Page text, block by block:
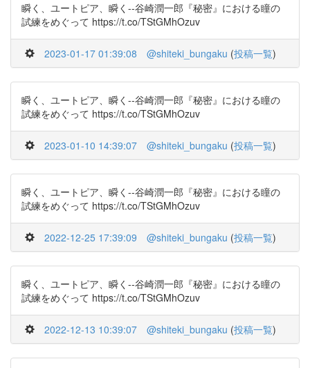
瞬く、ユートピア、瞬く--谷崎潤一郎『秘密』における瞳の
試練をめぐって https://t.co/TStGMhOzuv
2023-01-17 01:39:08 @shiteki_bungaku (投稿一覧)
瞬く、ユートピア、瞬く--谷崎潤一郎『秘密』における瞳の
試練をめぐって https://t.co/TStGMhOzuv
2023-01-10 14:39:07 @shiteki_bungaku (投稿一覧)
瞬く、ユートピア、瞬く--谷崎潤一郎『秘密』における瞳の
試練をめぐって https://t.co/TStGMhOzuv
2022-12-25 17:39:09 @shiteki_bungaku (投稿一覧)
瞬く、ユートピア、瞬く--谷崎潤一郎『秘密』における瞳の
試練をめぐって https://t.co/TStGMhOzuv
2022-12-13 10:39:07 @shiteki_bungaku (投稿一覧)